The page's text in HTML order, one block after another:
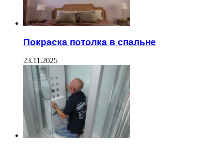
Покраска потолка в спальне
23.11.2025